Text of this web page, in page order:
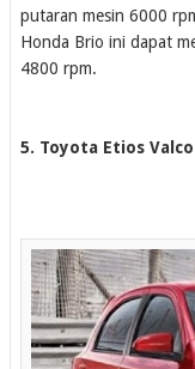
putaran mesin 6000
Honda Brio ini dapat
4800 rpm.
5. Toyota Etios Valco